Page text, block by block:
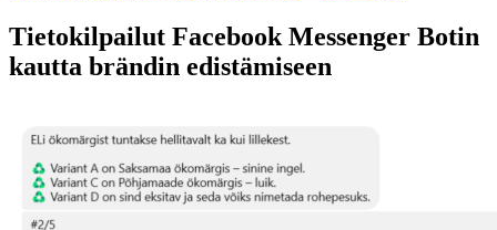
Tietokilpailut Facebook Messenger Botin
kautta brändin edistämiseen